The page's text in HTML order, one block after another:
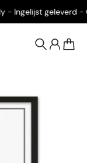
geleverd -